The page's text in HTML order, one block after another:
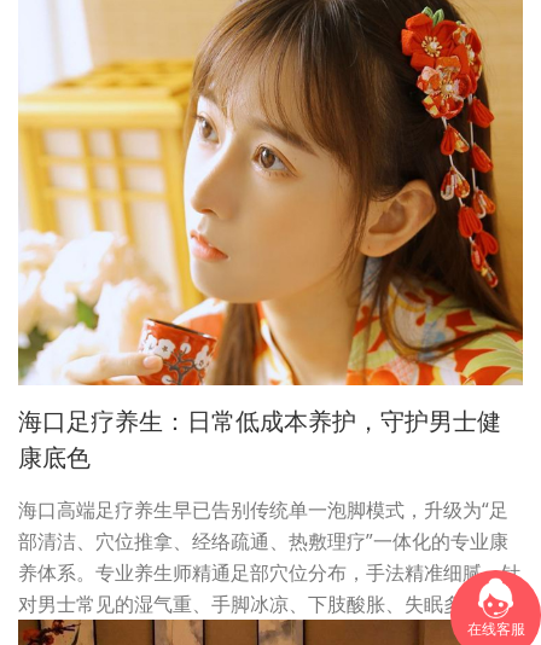
在线客服
海口足疗养生：日常低成本养护，守护男士健
康底色
海口高端足疗养生早已告别传统单一泡脚模式，升级为“足
部清洁、穴位推拿、经络疏通、热敷理疗”一体化的专业康
养体系。专业养生师精通足部穴位分布，手法精准细腻，针
对男士常见的湿气重、手脚冰凉、下肢酸胀、失眠多梦等…